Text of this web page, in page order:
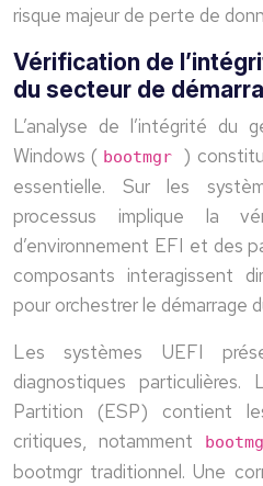
risque majeur de perte de
Vérification de
du secteur de
L’analyse de l’intégrité du
Windows ( bootmgr )
essentielle. Sur les
processus implique la
d’environnement EFI et des
composants interagissent
pour orchestrer le démarrage
Les systèmes UEFI
diagnostiques
Partition (ESP) contient
critiques, notamment
bootmgr traditionnel. Une